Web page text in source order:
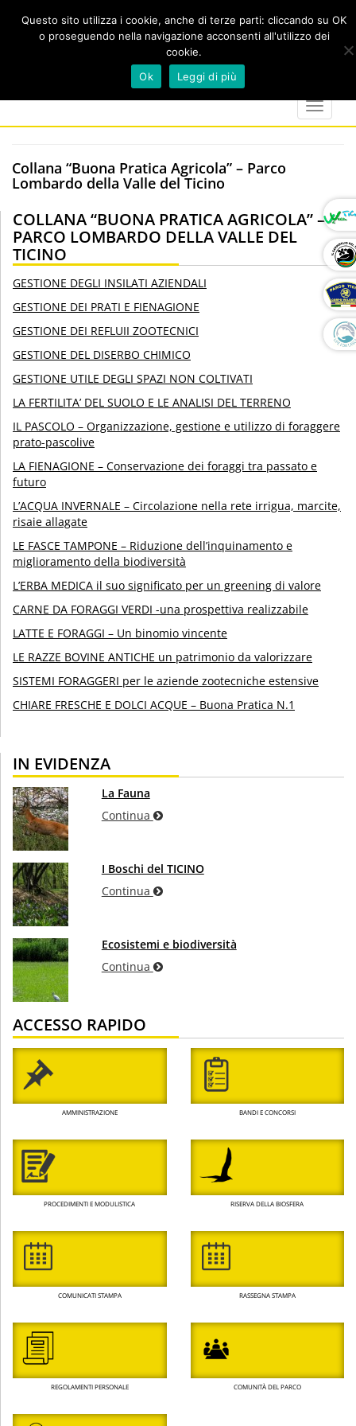
marker
calendar
Toggle
Collana “Buona Pratica Agricola” – Parco
Lombardo della Valle del Ticino
COLLANA “BUONA PRATICA AGRICOLA” –
PARCO LOMBARDO DELLA VALLE DEL
TICINO
GESTIONE DEGLI INSILATI AZIENDALI
GESTIONE DEI PRATI E FIENAGIONE
GESTIONE DEI REFLUII ZOOTECNICI
GESTIONE DEL DISERBO CHIMICO
GESTIONE UTILE DEGLI SPAZI NON COLTIVATI
LA FERTILITA’ DEL SUOLO E LE ANALISI DEL TERRENO
IL PASCOLO – Organizzazione, gestione e utilizzo di foraggere
prato-pascolive
LA FIENAGIONE – Conservazione dei foraggi tra passato e
futuro
L’ACQUA INVERNALE – Circolazione nella rete irrigua, marcite,
risaie allagate
LE FASCE TAMPONE – Riduzione dell’inquinamento e
miglioramento della biodiversità
L’ERBA MEDICA il suo significato per un greening di valore
CARNE DA FORAGGI VERDI -una prospettiva realizzabile
LATTE E FORAGGI – Un binomio vincente
LE RAZZE BOVINE ANTICHE un patrimonio da valorizzare
SISTEMI FORAGGERI per le aziende zootecniche estensive
CHIARE FRESCHE E DOLCI ACQUE – Buona Pratica N.1
IN EVIDENZA
La Fauna
Continua
I Boschi del TICINO
Continua
Ecosistemi e biodiversità
Continua
ACCESSO RAPIDO
AMMINISTRAZIONE BANDI E CONCORSI
PROCEDIMENTI E MODULISTICA RISERVA DELLA BIOSFERA
COMUNICATI STAMPA RASSEGNA STAMPA
REGOLAMENTI PERSONALE COMUNITÀ DEL PARCO
Questo sito utilizza i cookie, anche di terze parti: cliccando su OK
o proseguendo nella navigazione acconsenti all'utilizzo dei
cookie.
Ok
Leggi di più